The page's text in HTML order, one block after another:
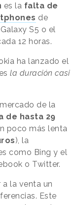
es la falta de
de
S5 o el
12 horas.
ha lanzado el
la duración casi
de la
de hasta 29
poco más lenta
), la
como Bing y el
o Twitter.
la venta un
Este